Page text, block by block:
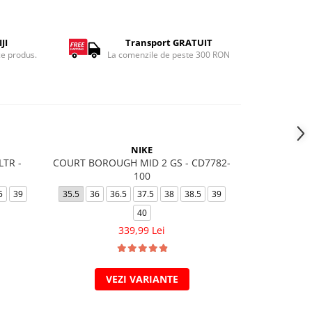
produs.
Transport GRATUIT
La comenzile de peste 300 RON
-
39
NIKE
COURT BOROUGH MID 2 GS - CD7782-
100
35.5 36 36.5 37.5 38 38.5
39
40
339,99 Lei
VEZI VARIANTE